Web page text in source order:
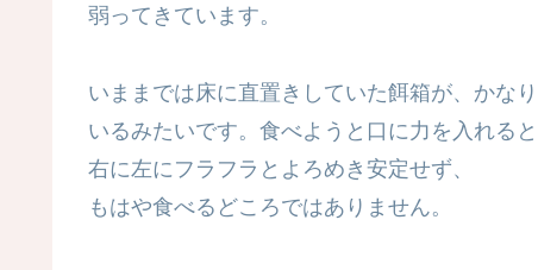
弱ってきています。
いままでは床に直置きしていた餌箱が、かな
いるみたいです。食べようと口に力を入れると
右に左にフラフラとよろめき安定せず、
もはや食べるどころではありません。